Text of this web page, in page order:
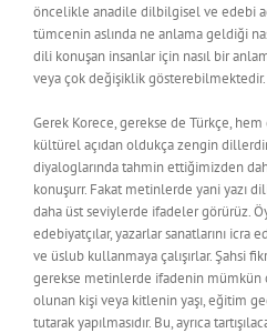
öncelikle anadile dilbilgisel ve edebi
tümcenin aslında ne anlama geldiği
dili konuşan insanlar için nasıl bir
veya çok değişiklik gösterebilmektedir.
Gerek Korece, gerekse de Türkçe,
kültürel açıdan oldukça zengin
diyaloglarında tahmin ettiğimizden
konuşurr. Fakat metinlerde yani yazı
daha üst seviylerde ifadeler görürüz.
edebiyatçılar, yazarlar sanatlarını
ve üslub kullanmaya çalışırlar. Şahsi
gerekse metinlerde ifadenin mümkün
olunan kişi veya kitlenin yaşı, eğitim
tutarak yapılmasıdır. Bu, ayrıca